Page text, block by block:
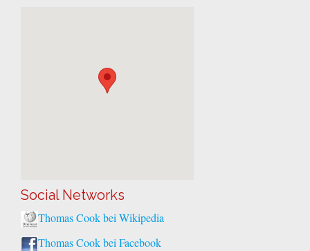
Social Networks
Thomas Cook bei Wikipedia
Thomas Cook bei Facebook